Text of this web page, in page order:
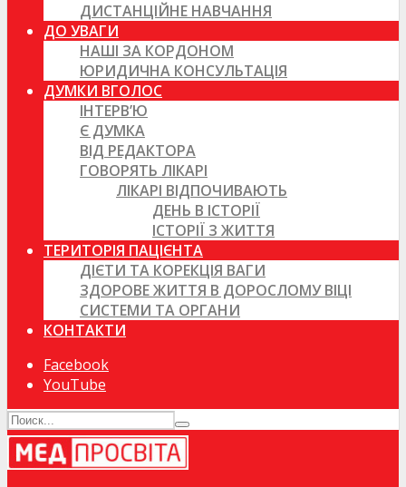
ДИСТАНЦІЙНЕ НАВЧАННЯ
ДО УВАГИ
НАШІ ЗА КОРДОНОМ
ЮРИДИЧНА КОНСУЛЬТАЦІЯ
ДУМКИ ВГОЛОС
ІНТЕРВ’Ю
Є ДУМКА
ВІД РЕДАКТОРА
ГОВОРЯТЬ ЛІКАРІ
ЛІКАРІ ВІДПОЧИВАЮТЬ
ДЕНЬ В ІСТОРІЇ
ІСТОРІЇ З ЖИТТЯ
ТЕРИТОРІЯ ПАЦІЄНТА
ДІЄТИ ТА КОРЕКЦІЯ ВАГИ
ЗДОРОВЕ ЖИТТЯ В ДОРОСЛОМУ ВІЦІ
СИСТЕМИ ТА ОРГАНИ
КОНТАКТИ
Facebook
YouTube